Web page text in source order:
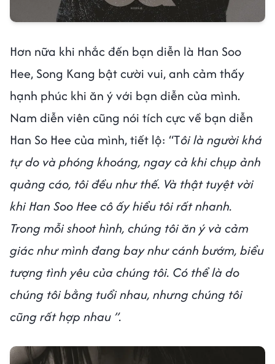
Hơn nữa khi nhắc đến bạn diễn là Han Soo
Hee, Song Kang bật cười vui, anh cảm thấy
hạnh phúc khi ăn ý với bạn diễn của mình.
Nam diễn viên cũng nói tích cực về bạn diễn
Han So Hee của mình, tiết lộ: “Tôi là người khá
tự do và phóng khoáng, ngay cả khi chụp ảnh
quảng cáo, tôi đều như thế. Và thật tuyệt vời
khi Han Soo Hee cô ấy hiểu tôi rất nhanh.
Trong mỗi shoot hình, chúng tôi ăn ý và cảm
giác như mình đang bay như cánh bướm, biểu
tượng tình yêu của chúng tôi. Có thể là do
chúng tôi bằng tuổi nhau, nhưng chúng tôi
cũng rất hợp nhau ”.